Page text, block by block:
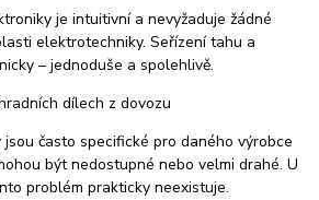
je intuitivní a nevyžaduje žádné
elektrotechniky. Seřízení tahu a
– jednoduše a spolehlivě.
dílech z dovozu
často specifické pro daného výrobce
být nedostupné nebo velmi drahé. U
problém prakticky neexistuje.